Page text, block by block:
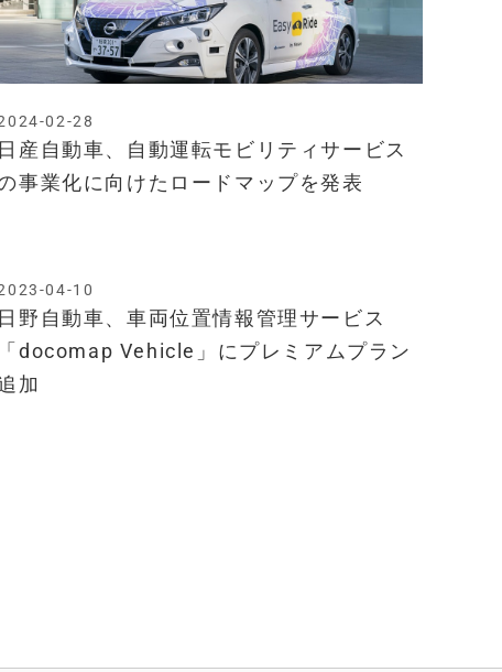
日産自動車、自動運転モビリティサービス
事業化に向けたロードマップを発表
02-28
日野自動車、車両位置情報管理サービス
「docomap Vehicle」にプレミアムプラン
加
04-10